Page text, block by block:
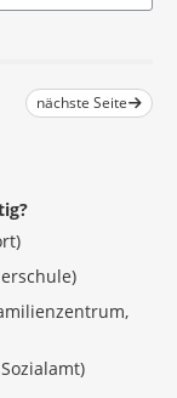
nächste Seite